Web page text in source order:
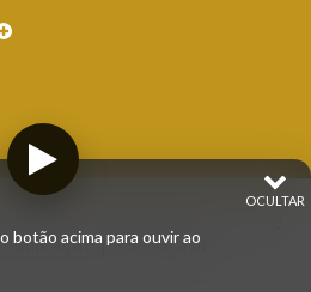
- Rádio Pampa - Rede
| RS - Brasil.
OCULTAR
botão acima para ouvir ao